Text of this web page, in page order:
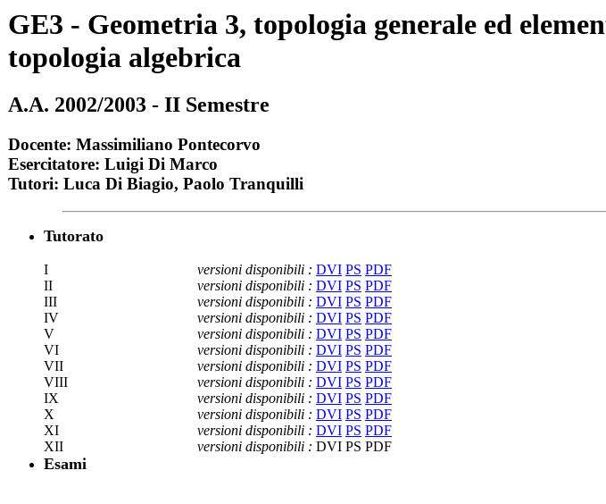
GE3 - Geometria 3, topologia generale ed
topologia algebrica
A.A. 2002/2003 - II Semestre
Docente: Massimiliano Pontecorvo
Esercitatore: Luigi Di Marco
Tutori: Luca Di Biagio, Paolo Tranquilli
Tutorato
I versioni disponibili : DVI PS PDF
II
versioni disponibili : DVI PS PDF
III
versioni disponibili : DVI PS PDF
IV
versioni disponibili : DVI PS PDF
V
versioni disponibili : DVI PS PDF
VI
versioni disponibili : DVI PS PDF
VII
versioni disponibili : DVI PS PDF
VIII
versioni disponibili : DVI PS PDF
IX
versioni disponibili : DVI PS PDF
X
versioni disponibili : DVI PS PDF
XI
versioni disponibili : DVI PS PDF
XII
versioni disponibili : DVI PS PDF
Esami